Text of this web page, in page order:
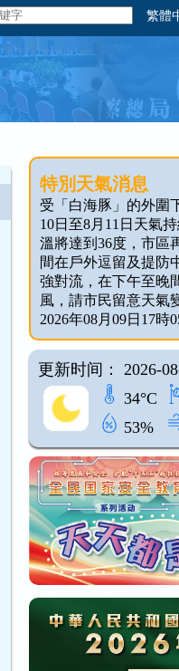
繁體
特別天氣消息
受「白海豚」的外圍
10日至8月11日天氣
溫將達到36度，市區
間在戶外逗留及提防
強對流，在下午至晚
風，請市民留意天氣
2026年08月09日17時
更新时间： 2026-
34°C
53%